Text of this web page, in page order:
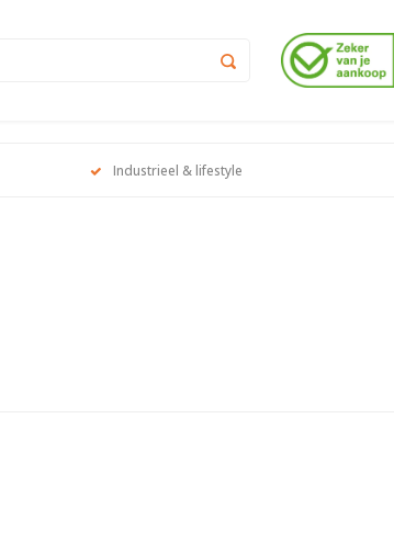
Industrieel & lifestyle